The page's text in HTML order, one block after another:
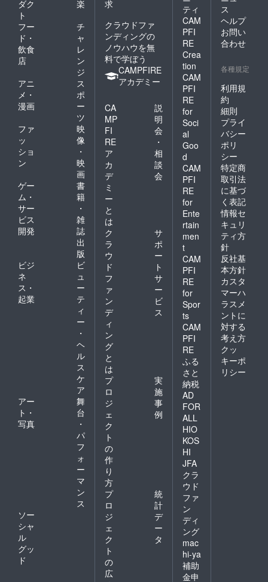
ダク
ト
楽
フー
ド・
飲食
店
チ
ャ
レ
ン
ジ
アニ
メ・
漫画
ス
ポ
ー
ツ
ファ
ッ
ショ
ン
映
像
・
映
画
ゲー
ム・
サー
ビス
開発
書
籍
・
雑
誌
出
版
ビジ
ネ
ス・
起業
ビ
ュ
ー
テ
ィ
ー
・
ヘ
ル
ス
ケ
ア
アー
ト・
写真
舞
台
・
パ
フ
ォ
ー
マ
ン
ス
ソー
シャ
ル
グッ
ド
求
クラウドファ
ンディングの
ノウハウを無
料で学ぼう
CAMPFIRE
アカデミー
CA
MP
FI
RE
ア
カ
デ
ミ
ー
と
は
説
明
会
・
相
談
会
ク
ラ
ウ
ド
フ
ァ
ン
デ
ィ
ン
グ
と
は
サ
ポ
ー
ト
サ
ー
ビ
ス
プ
ロ
ジ
ェ
ク
ト
の
作
り
方
実
施
事
例
プ
ロ
ジ
ェ
ク
ト
の
広
統
計
デ
ー
タ
ティ
CAM
PFI
RE
Crea
tion
CAM
PFI
RE
for
Soci
al
Goo
d
CAM
PFI
RE
for
Ente
rtain
men
t
CAM
PFI
RE
for
Spor
ts
CAM
PFI
RE
ふる
さと
納税
AD
FOR
ALL
HIO
KOS
HI
JFA
クラ
ウド
ファ
ン
ディ
ング
mac
hi-ya
補助
金申
ス
ヘルプ
お問い
合わせ
各種規定
利用規
約
細則
プライ
バシー
ポリ
シー
特定商
取引法
に基づ
く表記
情報セ
キュリ
ティ方
針
反社基
本方針
カスタ
マーハ
ラスメ
ントに
対する
考え方
クッ
キーポ
リシー